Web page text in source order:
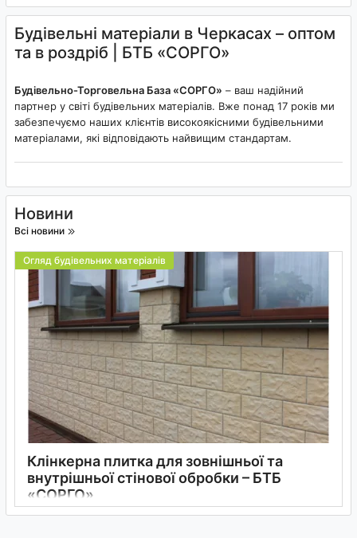
Будівельні матеріали в Черкасах – оптом
та в роздріб | БТБ «СОРГО»
Будівельно-Торговельна База «СОРГО» – ваш надійний
партнер у світі будівельних матеріалів. Вже понад 17 років ми
забезпечуємо наших клієнтів високоякісними будівельними
матеріалами, які відповідають найвищим стандартам.
Новини
Всі новини
Огляд будівельних матеріалів
Клінкерна плитка для зовнішньої та
внутрішньої стінової обробки – БТБ
«СОРГО»
21 02 2025 0 5 хвилин